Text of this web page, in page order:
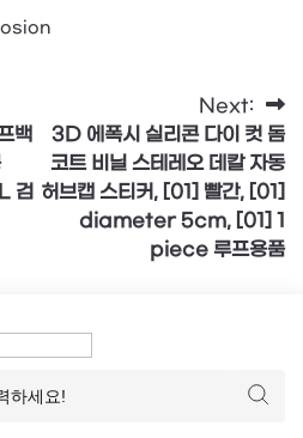
백
검
Next:
3D 에폭시 실리콘 다이 컷 돔
코트 비닐 스테레오 데칼 자동
허브캡 스티커, [01] 빨간, [01]
diameter 5cm, [01] 1
piece 루프용품